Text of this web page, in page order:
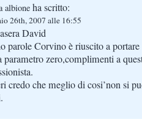
albione ha scritto:
26th, 2007 alle 16:55
David
parole Corvino è riuscito a
parametro zero,complimenti a
credo che meglio di cosi’non si